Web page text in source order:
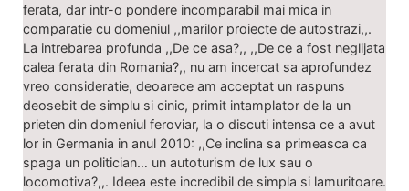
ferata, dar intr-o pondere incomparabil mai mica in
comparatie cu domeniul ,,marilor proiecte de autostrazi,,.
La intrebarea profunda ,,De ce asa?,, ,,De ce a fost neglijata
calea ferata din Romania?,, nu am incercat sa aprofundez
vreo consideratie, deoarece am acceptat un raspuns
deosebit de simplu si cinic, primit intamplator de la un
prieten din domeniul feroviar, la o discuti intensa ce a avut
lor in Germania in anul 2010: ,,Ce inclina sa primeasca ca
spaga un politician… un autoturism de lux sau o
locomotiva?,,. Ideea este incredibil de simpla si lamuritoare.